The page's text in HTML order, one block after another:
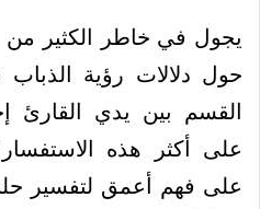
يجول في خاطر الكثير من
حول دلالات رؤية
القسم بين يدي القارئ
على أكثر هذه
على فهم أعمق لتفسير